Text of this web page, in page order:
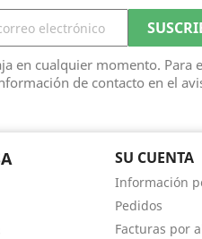
en cualquier momento. Para
de contacto en el
SU CUENTA
Información
Pedidos
Facturas por